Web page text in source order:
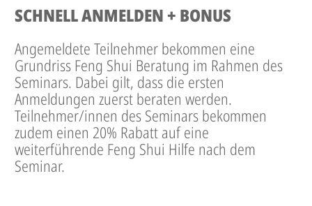
SCHNELL ANMELDEN + BONUS
Angemeldete Teilnehmer bekommen eine
Grundriss Feng Shui Beratung im Rahmen des
Seminars. Dabei gilt, dass die ersten
Anmeldungen zuerst beraten werden.
Teilnehmer/innen des Seminars bekommen
zudem einen 20% Rabatt auf eine
weiterführende Feng Shui Hilfe nach dem
Seminar.